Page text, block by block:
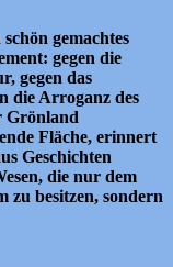
gemachtes
gegen die
gegen das
die Arroganz des
Grönland
Fläche, erinnert
Geschichten
die nur dem
zu besitzen, sondern